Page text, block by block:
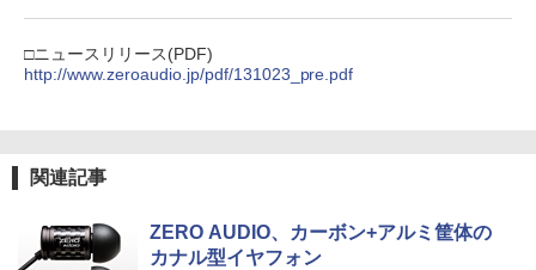
□ニュースリリース(PDF)
http://www.zeroaudio.jp/pdf/131023_pre.pdf
関連記事
ZERO AUDIO、カーボン+アルミ筐体の
カナル型イヤフォン